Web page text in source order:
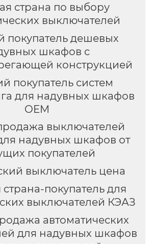
страна по выбору
выключателей
покупатель дешевых
шкафов с
конструкцией
покупатель систем
для надувных шкафов
OEM
выключателей
надувных шкафов от
покупателей
выключатель цена
покупатель для
выключателей КЭАЗ
автоматических
для надувных шкафов